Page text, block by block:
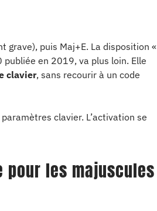
grave), puis Maj+E. La disposition «
publiée en 2019, va plus loin. Elle
clavier, sans recourir à un code
clavier. L’activation se
pour les majuscules